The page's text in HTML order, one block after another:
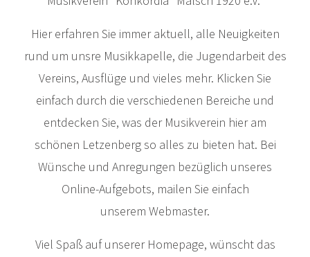
Hier erfahren Sie immer aktuell, alle Neuigkeiten
rund um unsre Musikkapelle, die Jugendarbeit des
Vereins, Ausflüge und vieles mehr. Klicken Sie
einfach durch die verschiedenen Bereiche und
entdecken Sie, was der Musikverein hier am
schönen Letzenberg so alles zu bieten hat. Bei
Wünsche und Anregungen bezüglich unseres
Online-Aufgebots, mailen Sie einfach
unserem Webmaster.
Viel Spaß auf unserer Homepage, wünscht das